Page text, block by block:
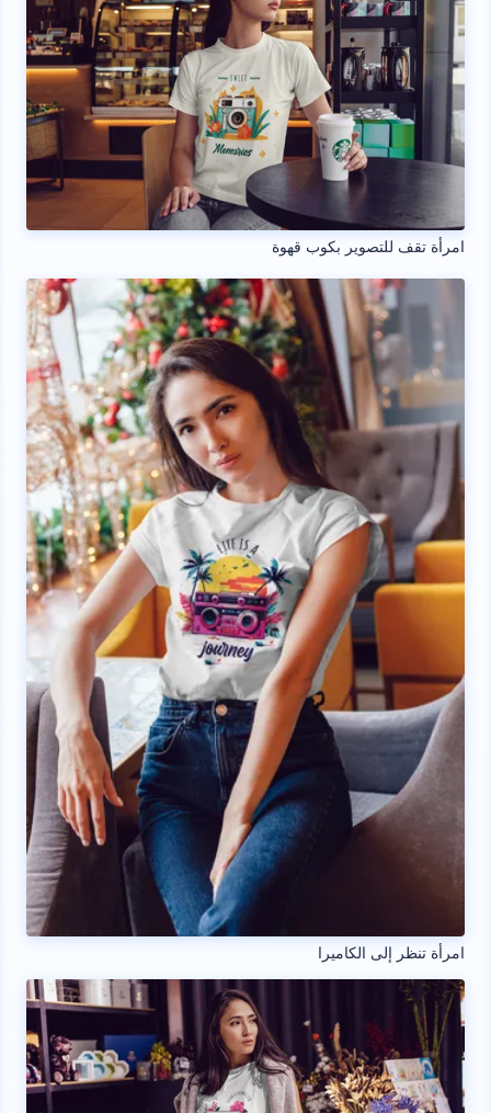
امرأة تقف للتصوير بكوب قهوة
امرأة تنظر إلى الكاميرا